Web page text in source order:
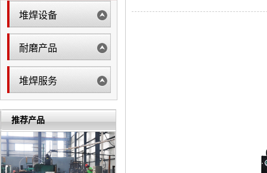
堆焊设备
耐磨产品
堆焊服务
推荐产品